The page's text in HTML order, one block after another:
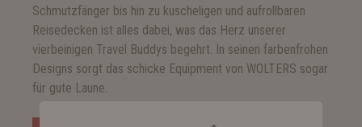
Schmutzfänger bis hin zu kuscheligen und aufrollbaren
Reisedecken ist alles dabei, was das Herz unserer
vierbeinigen Travel Buddys begehrt. In seinen farbenfrohen
Designs sorgt das schicke Equipment von WOLTERS sogar
für gute Laune.